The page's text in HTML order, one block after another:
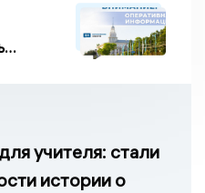
учителя: стали
истории о